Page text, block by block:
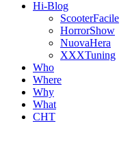
Hi-Blog
ScooterFacile
HorrorShow
NuovaHera
XXXTuning
Who
Where
Why
What
CHT